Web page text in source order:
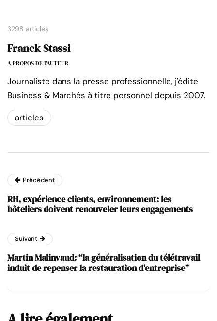
3298 articles
Franck Stassi
A PROPOS DE L'AUTEUR
Journaliste dans la presse professionnelle, j'édite
Business & Marchés à titre personnel depuis 2007.
articles
Précédent
RH, expérience clients, environnement: les
hôteliers doivent renouveler leurs engagements
Suivant
Martin Malinvaud: “la généralisation du télétravail
induit de repenser la restauration d’entreprise”